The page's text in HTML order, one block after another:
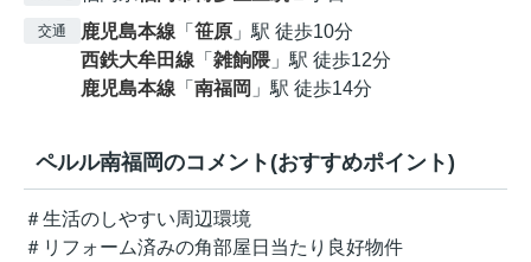
交通 鹿児島本線 「 笹原 」駅 徒歩10分
西鉄大牟田線 「 雑餉隈」駅 徒歩12分
鹿児島本線 「 南福岡 」駅 徒歩14分
ペルル南福岡のコメント(おすすめポイント)
＃生活のしやすい周辺環境
＃リフォーム済みの角部屋日当たり良好物件